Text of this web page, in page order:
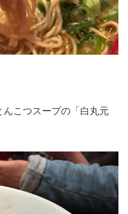
こつスープの「白丸元